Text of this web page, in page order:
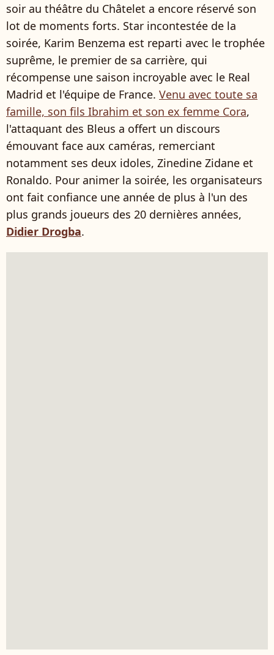
soir au théâtre du Châtelet a encore réservé son
lot de moments forts. Star incontestée de la
soirée, Karim Benzema est reparti avec le trophée
suprême, le premier de sa carrière, qui
récompense une saison incroyable avec le Real
Madrid et l'équipe de France. Venu avec toute sa
famille, son fils Ibrahim et son ex femme Cora,
l'attaquant des Bleus a offert un discours
émouvant face aux caméras, remerciant
notamment ses deux idoles, Zinedine Zidane et
Ronaldo. Pour animer la soirée, les organisateurs
ont fait confiance une année de plus à l'un des
plus grands joueurs des 20 dernières années,
Didier Drogba.